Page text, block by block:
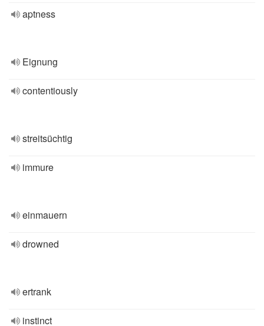
aptness
Eignung
contentiously
streitsüchtig
immure
einmauern
drowned
ertrank
instinct